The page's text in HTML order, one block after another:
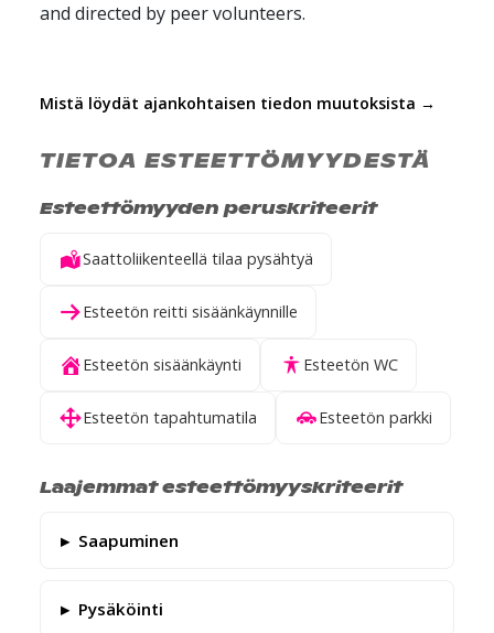
and directed by peer volunteers.
Mistä löydät ajankohtaisen tiedon muutoksista →
TIETOA ESTEETTÖMYYDESTÄ
Esteettömyyden peruskriteerit
Saattoliikenteellä tilaa pysähtyä
Esteetön reitti sisäänkäynnille
Esteetön sisäänkäynti Esteetön WC
Esteetön tapahtumatila Esteetön parkki
Laajemmat esteettömyyskriteerit
Saapuminen
Pysäköinti